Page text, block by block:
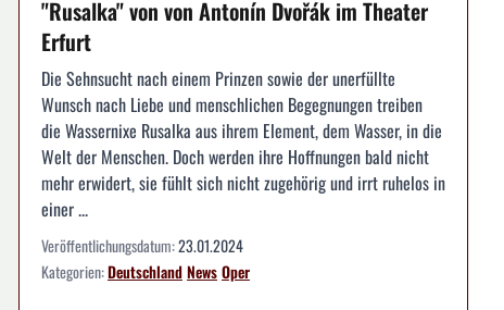
"Rusalka" von von Antonín Dvořák im Theater
Erfurt
Die Sehnsucht nach einem Prinzen sowie der unerfüllte
Wunsch nach Liebe und menschlichen Begegnungen treiben
die Wassernixe Rusalka aus ihrem Element, dem Wasser, in die
Welt der Menschen. Doch werden ihre Hoffnungen bald nicht
mehr erwidert, sie fühlt sich nicht zugehörig und irrt ruhelos in
einer ...
Veröffentlichungsdatum:23.01.2024
Kategorien:DeutschlandNewsOper